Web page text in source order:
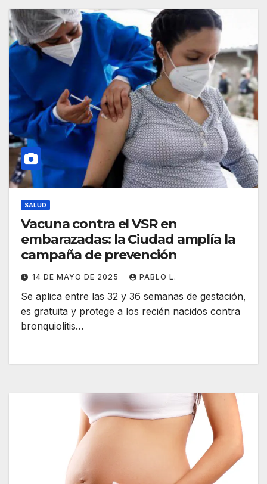
SALUD
Vacuna contra el VSR en
embarazadas: la Ciudad amplía la
campaña de prevención
14 DE MAYO DE 2025 PABLO L.
Se aplica entre las 32 y 36 semanas de gestación,
es gratuita y protege a los recién nacidos contra
bronquiolitis…